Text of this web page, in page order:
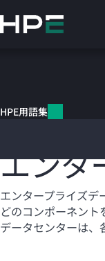
イ
ン
ス
キ
ッ
プ
す
る
HPE用語集
エンタープラ
エンタ
エンタープライズデ
どのコンポーネント
データセンターは、